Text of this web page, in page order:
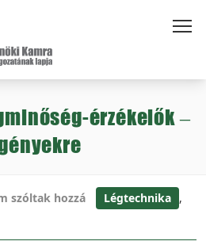
érzékelők –
szóltak hozzá Légtechnika ,